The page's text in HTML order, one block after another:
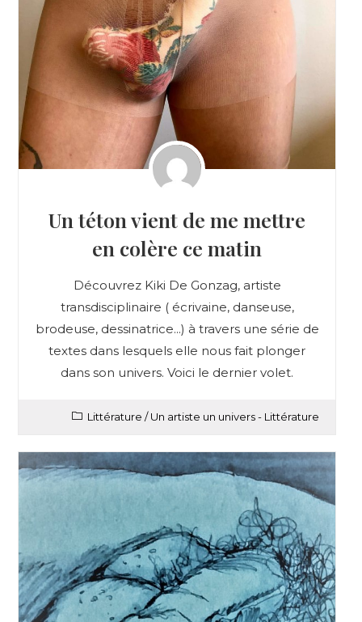
Un téton vient de me mettre
en colère ce matin
Découvrez Kiki De Gonzag, artiste
transdisciplinaire ( écrivaine, danseuse,
brodeuse, dessinatrice...) à travers une série de
textes dans lesquels elle nous fait plonger
dans son univers. Voici le dernier volet.
Littérature /Un artiste un univers - Littérature